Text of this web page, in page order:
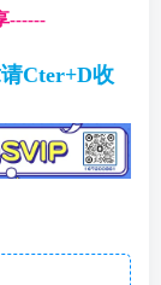
------
Cter+D收